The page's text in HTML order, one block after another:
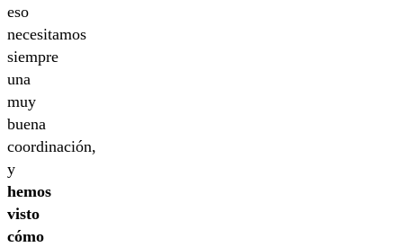
eso
necesitamos
siempre
una
muy
buena
coordinación,
y
hemos
visto
cómo